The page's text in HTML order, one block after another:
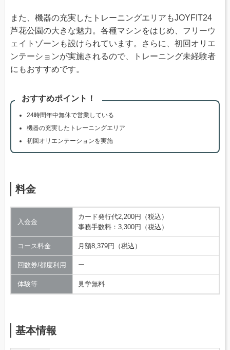
また、機器の充実したトレーニングエリアもJOYFIT24
芦花公園の大きな魅力。各種マシンをはじめ、フリーウ
ェイトゾーンも設けられています。さらに、初回オリエ
ンテーションが実施されるので、トレーニング未経験者
にもおすすめです。
おすすめポイント！
24時間年中無休で営業している
機器の充実したトレーニングエリア
初回オリエンテーションを実施
料金
入会金
カード発行代2,200円（税込）
事務手数料：3,300円（税込）
コース料金 月額8,379円（税込）
回数券/都度利用 ー
体験等 見学無料
基本情報